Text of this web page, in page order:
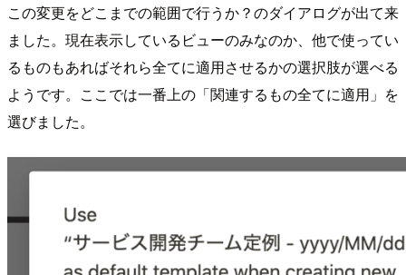
この変更をどこまでの範囲で行うか？のダイアログが出て来
ました。現在表示しているビューのみなのか、他で使ってい
るものもあればそれら全てに適用させるかの選択肢が選べる
ようです。ここでは一番上の「関連するもの全てに適用」を
選びました。